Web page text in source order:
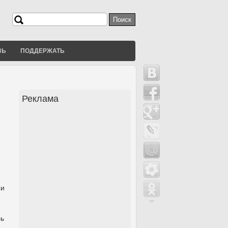
Форма поиска
Поиск
ПОДДЕРЖАТЬ
Реклама